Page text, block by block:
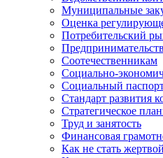
Муниципальные
Оценка
Потребительский
Соотечественникам
Социально-
Социальный
Стандарт развития
Стратегическое
Труд и занятость
Финансовая
Как не стать